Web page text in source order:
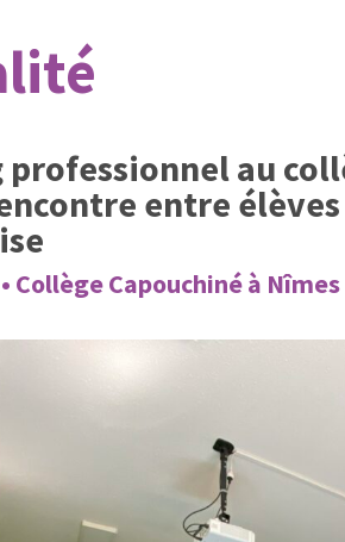
professionnel au
entre
Collège Capouchiné à Nîmes